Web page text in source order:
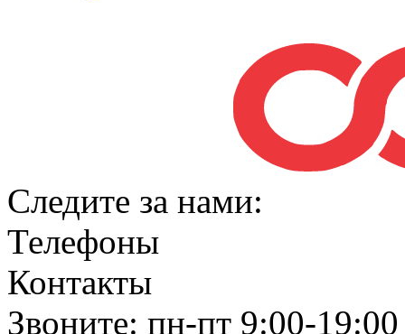
Следите за нами:
Телефоны
Контакты
Звоните: пн-пт 9:00-19:00